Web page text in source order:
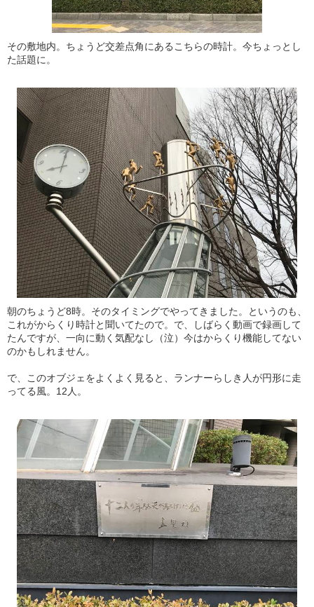
その敷地内。ちょうど交差点角にあるこちらの時計。今ちょっとし
た話題に。
朝のちょうど8時。そのタイミングでやってきました。というのも、
これがからくり時計と聞いてたので。で、しばらく動画で録画して
たんですが、一向に動く気配なし（泣）今はからくり機能してない
のかもしれません。
で、このオブジェをよくよく見ると、ランナーらしき人が円形に走
ってる風。12人。